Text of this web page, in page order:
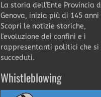
La storia dell'Ente Provincia
Genova, inizia più di 145 anni
Scopri le notizie storiche,
l'evoluzione dei confini e i
rappresentanti politici che si
succeduti.
Whistleblowing